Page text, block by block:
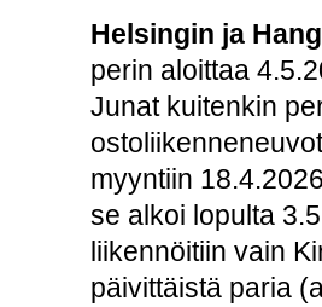
Helsingin ja
perin aloittaa
Junat kuitenkin
myyntiin
se alkoi lopulta
liikennöitiin vain
päivittäistä paria